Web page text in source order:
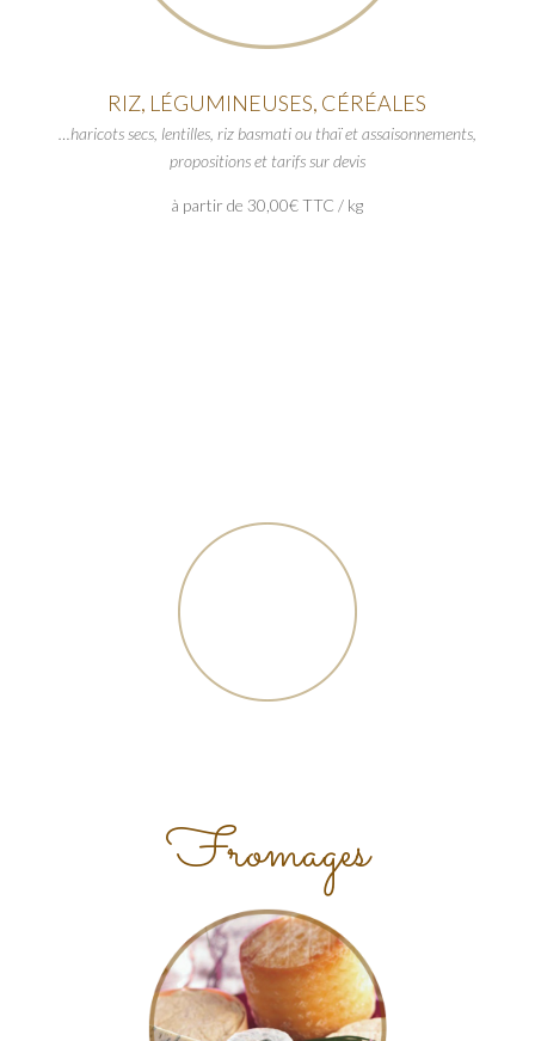
RIZ, LÉGUMINEUSES, CÉRÉALES
…haricots secs, lentilles, riz basmati ou thaï et assaisonnements,
propositions et tarifs sur devis
à partir de 30,00€ TTC / kg
Fromages